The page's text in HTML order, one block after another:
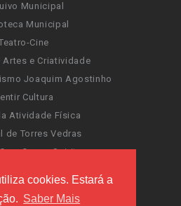
cookies. Estará a
Saber Mais
Municipal
Municipal
Cine
Artes e Criatividade
Joaquim Agostinho
Cultura
Atividade Física
de Torres Vedras
Ocean Spirit